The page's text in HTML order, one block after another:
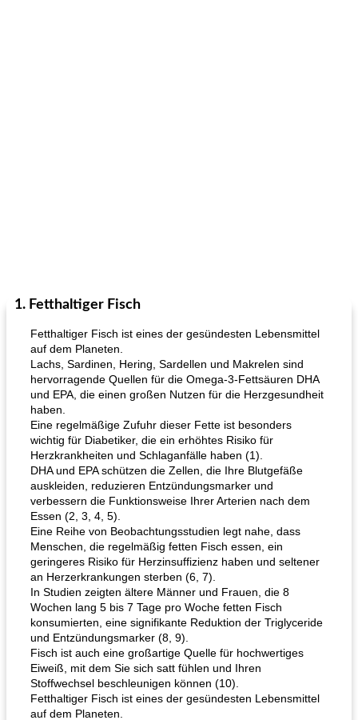
1. Fetthaltiger Fisch
Fetthaltiger Fisch ist eines der gesündesten Lebensmittel
auf dem Planeten.
Lachs, Sardinen, Hering, Sardellen und Makrelen sind
hervorragende Quellen für die Omega-3-Fettsäuren DHA
und EPA, die einen großen Nutzen für die Herzgesundheit
haben.
Eine regelmäßige Zufuhr dieser Fette ist besonders
wichtig für Diabetiker, die ein erhöhtes Risiko für
Herzkrankheiten und Schlaganfälle haben (1).
DHA und EPA schützen die Zellen, die Ihre Blutgefäße
auskleiden, reduzieren Entzündungsmarker und
verbessern die Funktionsweise Ihrer Arterien nach dem
Essen (2, 3, 4, 5).
Eine Reihe von Beobachtungsstudien legt nahe, dass
Menschen, die regelmäßig fetten Fisch essen, ein
geringeres Risiko für Herzinsuffizienz haben und seltener
an Herzerkrankungen sterben (6, 7).
In Studien zeigten ältere Männer und Frauen, die 8
Wochen lang 5 bis 7 Tage pro Woche fetten Fisch
konsumierten, eine signifikante Reduktion der Triglyceride
und Entzündungsmarker (8, 9).
Fisch ist auch eine großartige Quelle für hochwertiges
Eiweiß, mit dem Sie sich satt fühlen und Ihren
Stoffwechsel beschleunigen können (10).
Fetthaltiger Fisch ist eines der gesündesten Lebensmittel
auf dem Planeten.